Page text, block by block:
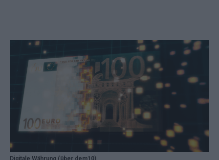
Digitale Währung (über dem10)